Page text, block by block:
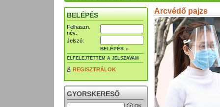
BELÉPÉS
Felhaszn.
név:
Jelszó:
BELÉPÉS
ELFELEJTETTEM A JELSZAVAM
REGISZTRÁLOK
GYORSKERESŐ
Arcvédő pajzs